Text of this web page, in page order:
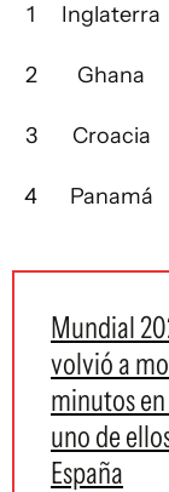
1 Inglaterra
2 Ghana
3 Croacia
4 Panamá
Mundial
volvió a
minutos
uno de
España